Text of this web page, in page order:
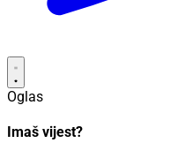
Oglas
Imaš vijest?